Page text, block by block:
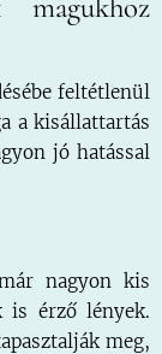
feltétlenül
a kisállattartás
jó hatással
nagyon kis
is érző lények.
meg,